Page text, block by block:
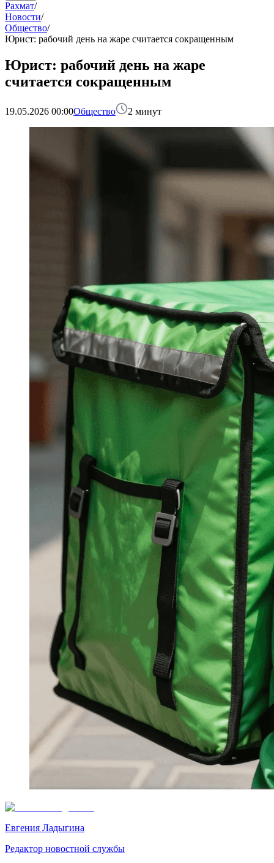
Рахмат/
Новости/
Общество/
Юрист: рабочий день на жаре считается сокращенным
Юрист: рабочий день на жаре
считается сокращенным
19.05.2026 00:00Общество 2 минут
Евгения Ладыгина
Редактор новостной службы